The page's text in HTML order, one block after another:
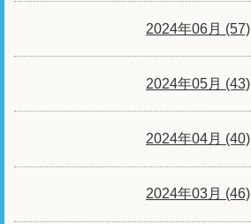
2024年06月 (57)
2024年05月 (43)
2024年04月 (40)
2024年03月 (46)